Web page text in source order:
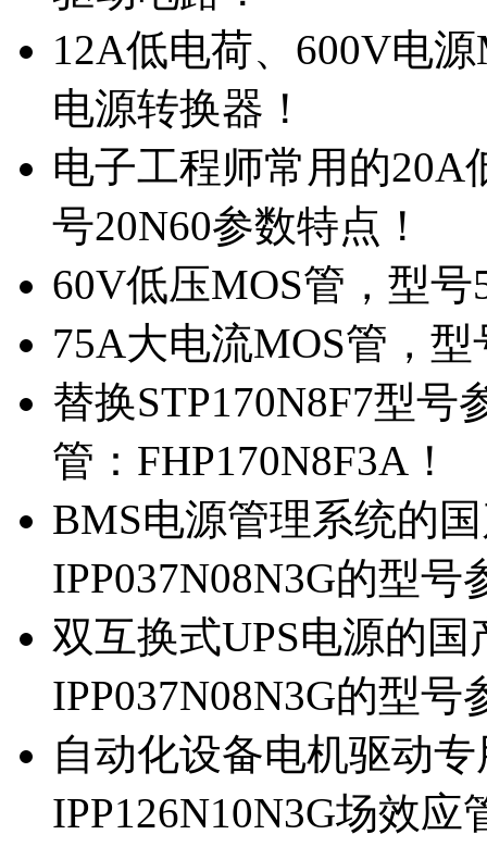
12A低电荷、600V电
电源转换器！
电子工程师常用的20A
号20N60参数特点！
60V低压MOS管，型
75A大电流MOS管，
替换STP170N8F7型
管：FHP170N8F3A！
BMS电源管理系统的
IPP037N08N3G的型号
双互换式UPS电源的
IPP037N08N3G的型号
自动化设备电机驱动
IPP126N10N3G场效应